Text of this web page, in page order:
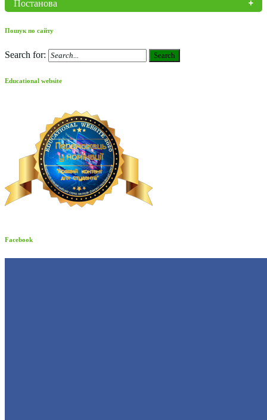
Постанова
Пошук по сайту
Search for: Search
Educational website
Facebook